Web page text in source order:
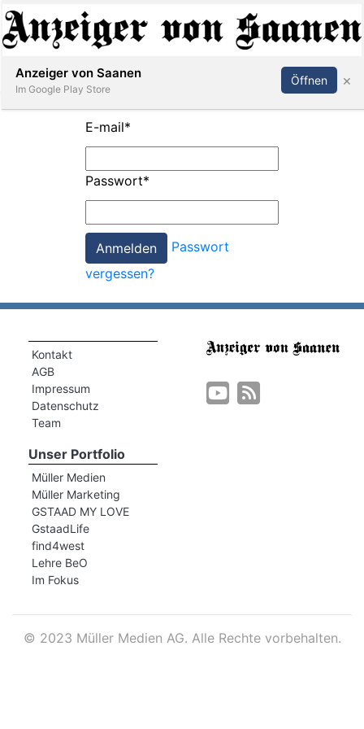
Abonnieren Anmelden
E-mail*
Passwort*
Passwort
vergessen?
Kontakt
AGB
Impressum
Datenschutz
Team
Unser Portfolio
Müller Medien
Müller Marketing
GSTAAD MY LOVE
GstaadLife
find4west
Lehre BeO
Im Fokus
© 2023 Müller Medien AG. Alle Rechte vorbehalten.
Anzeiger von Saanen
Im Google Play Store
Öffnen ×